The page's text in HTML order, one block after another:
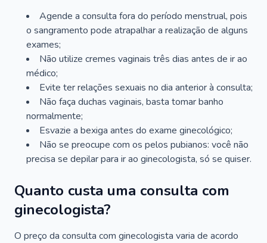
Agende a consulta fora do período menstrual, pois
o sangramento pode atrapalhar a realização de alguns
exames;
Não utilize cremes vaginais três dias antes de ir ao
médico;
Evite ter relações sexuais no dia anterior à consulta;
Não faça duchas vaginais, basta tomar banho
normalmente;
Esvazie a bexiga antes do exame ginecológico;
Não se preocupe com os pelos pubianos: você não
precisa se depilar para ir ao ginecologista, só se quiser.
Quanto custa uma consulta com
ginecologista?
O preço da consulta com ginecologista varia de acordo